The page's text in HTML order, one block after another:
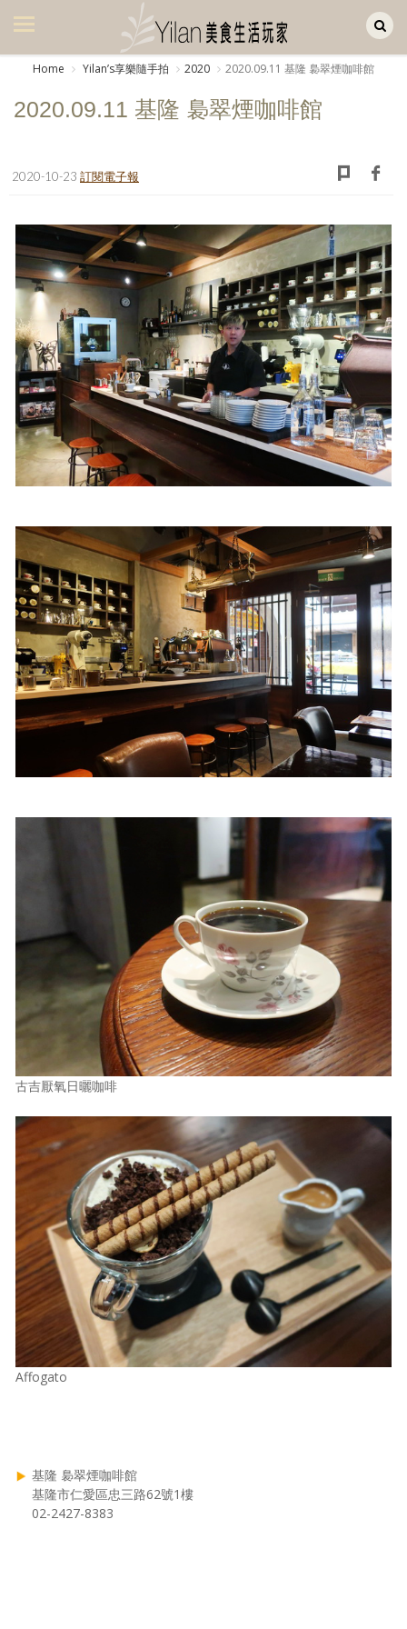
美食集
生活風
書房集
日記簿
餐桌週記
享樂隨手拍
照相簿
影音區
歷史區
關於Yilan
個人著作
活動實況記錄
媒體報導一覽
合作與代言
Home Yilanʼs享樂隨手拍 2020 2020.09.11 基隆 裊翠煙咖啡館
2020.09.11 基隆 裊翠煙咖啡館
2020-10-23 訂閱電子報
古吉厭氧日曬咖啡
Affogato
基隆 裊翠煙咖啡館
基隆市仁愛區忠三路62號1樓
02-2427-8383